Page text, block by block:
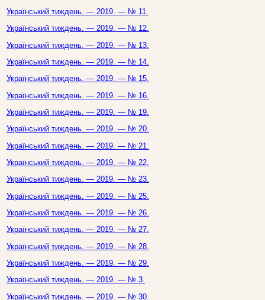
Український тиждень. — 2019. — № 11.
Український тиждень. — 2019. — № 12.
Український тиждень. — 2019. — № 13.
Український тиждень. — 2019. — № 14.
Український тиждень. — 2019. — № 15.
Український тиждень. — 2019. — № 16.
Український тиждень. — 2019. — № 19.
Український тиждень. — 2019. — № 20.
Український тиждень. — 2019. — № 21.
Український тиждень. — 2019. — № 22.
Український тиждень. — 2019. — № 23.
Український тиждень. — 2019. — № 25.
Український тиждень. — 2019. — № 26.
Український тиждень. — 2019. — № 27.
Український тиждень. — 2019. — № 28.
Український тиждень. — 2019. — № 29.
Український тиждень. — 2019. — № 3.
Український тиждень. — 2019. — № 30.